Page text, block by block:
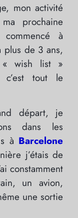
mon activité
prochaine
à
plus de 3 ans,
« wish list »
c’est tout le
départ, je
dans les
à Barcelone
j’étais de
constamment
un avion,
une sortie